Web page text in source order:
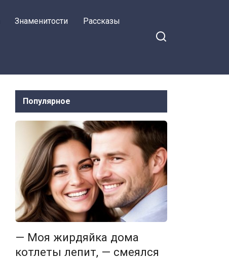
Знаменитости Рассказы
Популярное
— Моя жирдяйка дома
котлеты лепит, — смеялся
уехала, и тут такое